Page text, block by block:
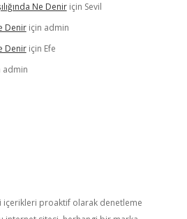
Ne Deniriçin Sevil
Deniriçin admin
Deniriçin Efe
admin
içerikleri proaktif olarak denetleme